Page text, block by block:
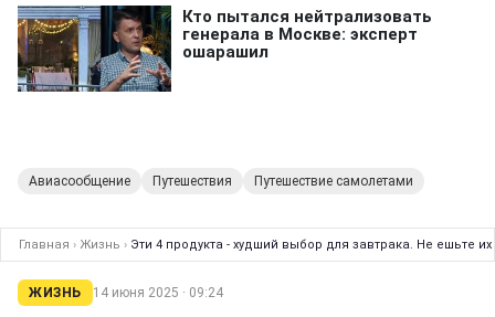
Авиасообщение Путешествия Путешествие самолетами
Главная › Жизнь › Эти 4 продукта - худший выбор для завтрака. Не ешьте
ЖИЗНЬ 14 июня 2025 · 09:24